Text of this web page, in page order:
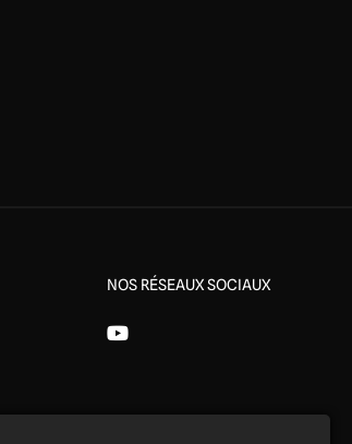
NOS RÉSEAUX SOCIAUX